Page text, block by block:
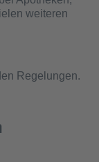
weiteren
Regelungen.